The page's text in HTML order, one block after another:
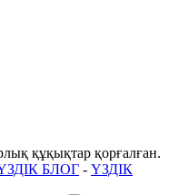
құқықтар қорғалған.
БЛОГ - ҮЗДІК